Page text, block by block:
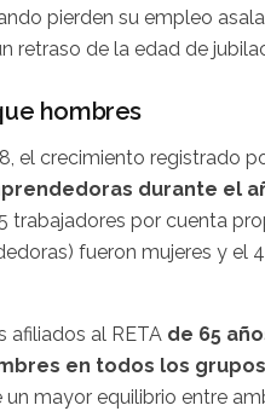
pierden su empleo
retraso de la edad de
hombres
el crecimiento registrado
durante el
trabajadores por cuenta
fueron mujeres y el
afiliados al RETA de 65
en todos los
mayor equilibrio entre